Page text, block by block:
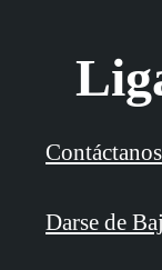
Contáctanos
Darse de